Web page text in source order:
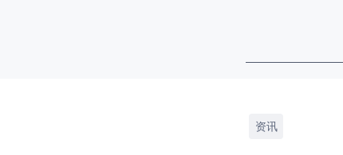
资讯